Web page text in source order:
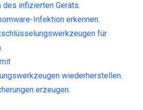
des infizierten Geräts.
Infektion erkennen.
für
wiederherstellen.
erzeugen.